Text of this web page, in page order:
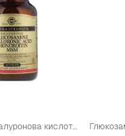
Глюкозамін, гіалуронова кислота, хондроїтин та МСМ